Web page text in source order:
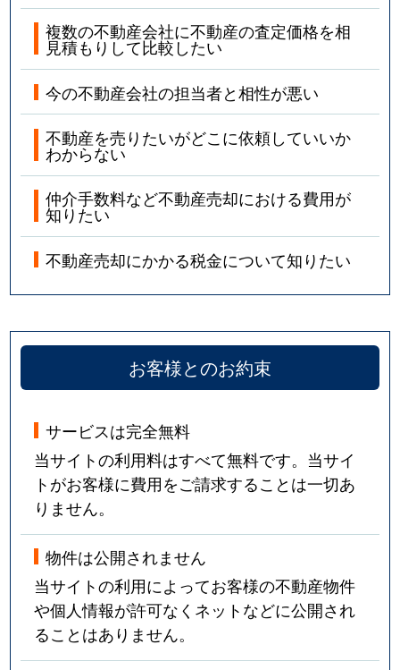
複数の不動産会社に不動産の査定価格を相
見積もりして比較したい
今の不動産会社の担当者と相性が悪い
不動産を売りたいがどこに依頼していいか
わからない
仲介手数料など不動産売却における費用が
知りたい
不動産売却にかかる税金について知りたい
お客様とのお約束
サービスは完全無料
当サイトの利用料はすべて無料です。当サイ
トがお客様に費用をご請求することは一切あ
りません。
物件は公開されません
当サイトの利用によってお客様の不動産物件
や個人情報が許可なくネットなどに公開され
ることはありません。